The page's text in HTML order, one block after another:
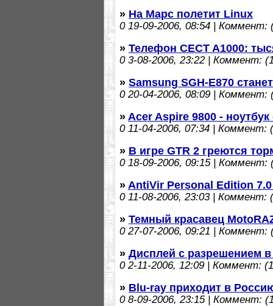
» На Марс полетит Linux
019-09-2006, 08:54 | Коммент:
» Телефон CECT A1000:
03-08-2006, 23:22 | Коммент:
» Samsung SGH-E870
020-04-2006, 08:09 | Коммент:
» Acer Aspire 9800 -
011-04-2006, 07:34 | Коммент:
» В игре GTR 2 греются
018-09-2006, 09:15 | Коммент:
» AntiVir Personal Edition 7.0
011-08-2006, 23:03 | Коммент:
» Темный красавец
027-07-2006, 09:21 | Коммент:
» Дисплей с разрешением в
02-11-2006, 12:09 | Коммент:
» Blu-ray приходит в
08-09-2006, 23:15 | Коммент: